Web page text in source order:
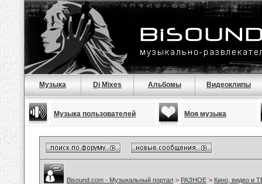
Музыка Dj Mixes Альбомы Видеоклипы
Музыка пользователей Моя музыка
Bisound.com - Музыкальный портал > РАЗНОЕ > Кино, видео и